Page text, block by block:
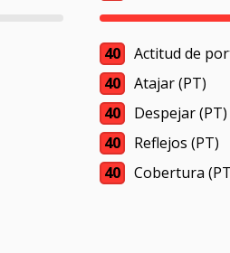
40
Actitud de
40
Atajar (PT)
40
Despejar (PT)
40
Reflejos (PT)
40
Cobertura